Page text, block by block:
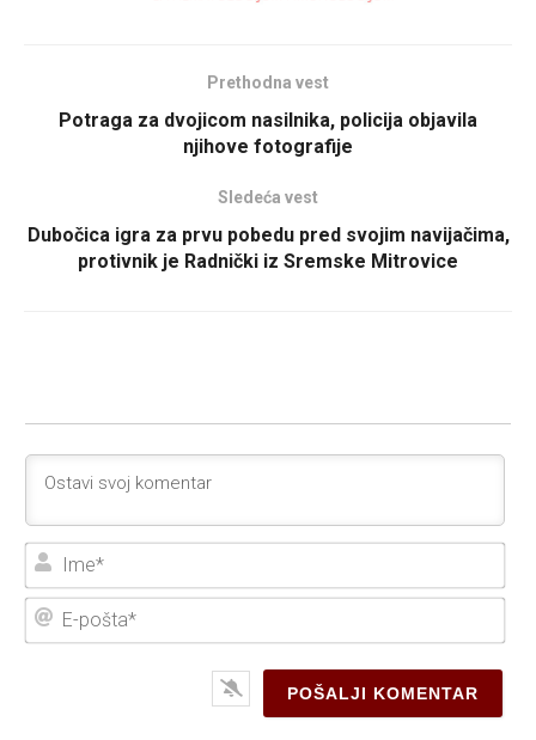
Prethodna vest
Potraga za dvojicom nasilnika, policija objavila
njihove fotografije
Sledeća vest
Dubočica igra za prvu pobedu pred svojim navijačima,
protivnik je Radnički iz Sremske Mitrovice
E-